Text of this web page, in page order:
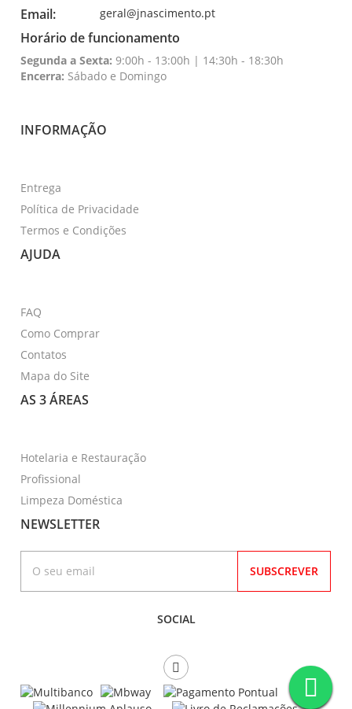
Email: geral@jnascimento.pt
Horário de funcionamento
Segunda a Sexta: 9:00h - 13:00h | 14:30h - 18:30h
Encerra: Sábado e Domingo
INFORMAÇÃO
Entrega
Política de Privacidade
Termos e Condições
AJUDA
FAQ
Como Comprar
Contatos
Mapa do Site
AS 3 ÁREAS
Hotelaria e Restauração
Profissional
Limpeza Doméstica
NEWSLETTER
SUBSCREVER
SOCIAL